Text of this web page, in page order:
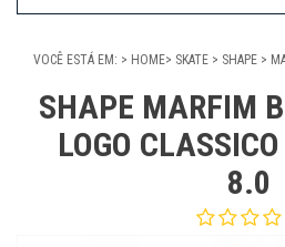
VOCÊ ESTÁ EM: HOME SKATE SHAPE
SHAPE MARFIM
LOGO
8.0